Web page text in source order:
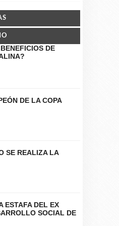
DE
DE LA COPA
SE REALIZA LA
ESTAFA DEL EX
SOCIAL DE